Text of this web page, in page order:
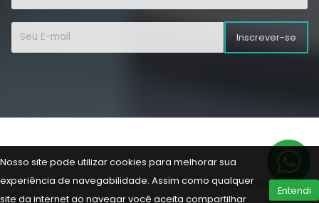
Inscrever-se
Copyright © 2026 Lab Vida.
Criação de sites
Nosso site pode utilizar cookies para melhorar sua
experiência de navegabilidade. Assim como qualquer
site da internet ao navegar você aceita compartilhar
Entendi